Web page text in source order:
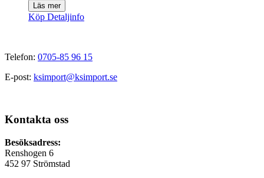
Läs mer
Köp Detaljinfo
Telefon: 0705-85 96 15
E-post: ksimport@ksimport.se
Kontakta oss
Besöksadress:
Renshogen 6
452 97 Strömstad